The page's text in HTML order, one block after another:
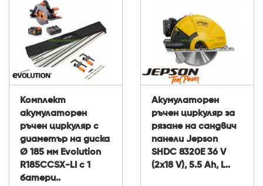
Комплект
акумулаторен
ръчен циркуляр с
диаметър на диска
Ø 185 мм Evolution
R185CCSX-LI с 1
батери..
Акумулаторен
ръчен циркуляр за
рязане на сандвич
панели Jepson
SHDC 8320E 36 V
(2x18 V), 5.5 Ah, L..